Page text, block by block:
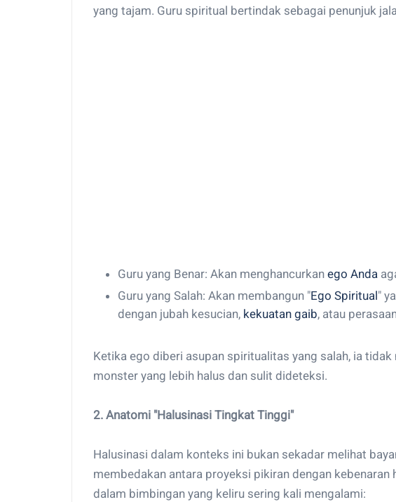
yang tajam. Guru spiritual bertindak sebagai penunjuk
Guru yang Benar: Akan menghancurkan ego Anda
Guru yang Salah: Akan membangun "Ego Spiritual"
dengan jubah kesucian, kekuatan gaib, atau
Ketika ego diberi asupan spiritualitas yang salah, ia
monster yang lebih halus dan sulit dideteksi.
2. Anatomi "Halusinasi Tingkat Tinggi"
Halusinasi dalam konteks ini bukan sekadar melihat
membedakan antara proyeksi pikiran dengan kebenaran
dalam bimbingan yang keliru sering kali mengalami: